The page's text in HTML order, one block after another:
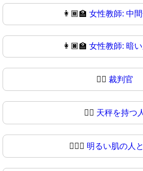
👩🏾‍🏫 女性教師: 中
👩🏿‍🏫 女性教師: 暗
🧑‍⚖️ 裁判官
🧑‍⚖ 天秤を持つ人
🧑🏻‍⚖️ 明るい肌の人